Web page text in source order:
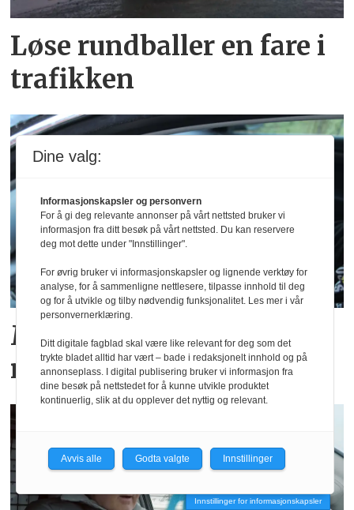
Løse rundballer en fare i
trafikken
Meld tapt førerkort på
nettet
Innstillinger for informasjonskapsler
Dine valg:
Informasjonskapsler og personvern
For å gi deg relevante annonser på vårt nettsted bruker vi
informasjon fra ditt besøk på vårt nettsted. Du kan reservere
deg mot dette under "Innstillinger".
For øvrig bruker vi informasjonskapsler og lignende verktøy for
analyse, for å sammenligne nettlesere, tilpasse innhold til deg
og for å utvikle og tilby nødvendig funksjonalitet. Les mer i vår
personvernerklæring.
Ditt digitale fagblad skal være like relevant for deg som det
trykte bladet alltid har vært – bade i redaksjonelt innhold og på
annonseplass. I digital publisering bruker vi informasjon fra
dine besøk på nettstedet for å kunne utvikle produktet
kontinuerlig, slik at du opplever det nyttig og relevant.
Avvis alle Godta valgte Innstillinger